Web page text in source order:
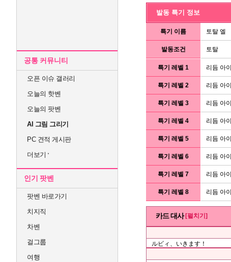
공통 커뮤니티
오픈 이슈 갤러리
오늘의 핫벤
오늘의 팟벤
AI 그림 그리기
PC 견적 게시판
더보기
인기 팟벤
팟벤 바로가기
치지직
차벤
걸그룹
여행
발동 특기 정보
특기 이름 토탈 엘
발동조건 토탈
특기 레벨 1 리듬 아
특기 레벨 2 리듬 아
특기 레벨 3 리듬 아
특기 레벨 4 리듬 아
특기 레벨 5 리듬 아
특기 레벨 6 리듬 아
특기 레벨 7 리듬 아
특기 레벨 8 리듬 아
카드 대사[펼치기]
ルビィ、いきます！